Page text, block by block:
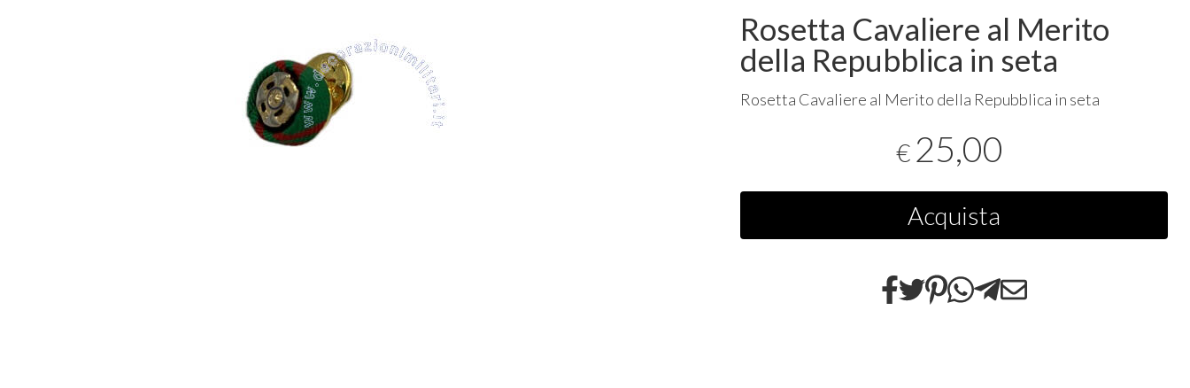
Rosetta Cavaliere al Merito
della Repubblica in seta
Rosetta Cavaliere al Merito della Repubblica in seta
€ 25,00
Acquista